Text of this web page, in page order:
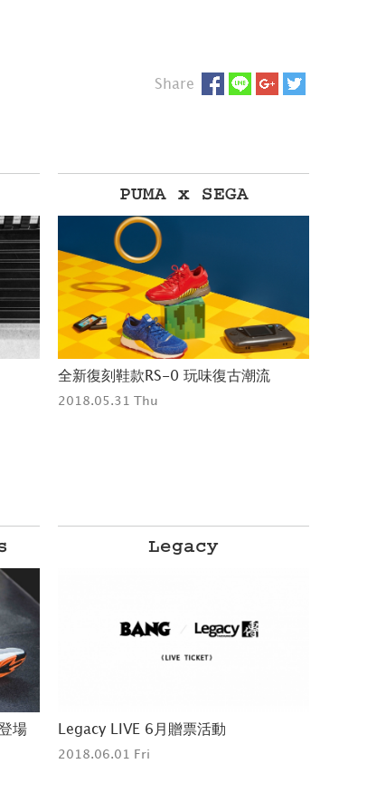
Share
plain-me
BEAUTY & YOUTH x plain-me 重磅
聯名 ／ 背對的包 做對的事
short version
潮流懶人包 打包一週潮看點 #0518
2018.05.18 Fri